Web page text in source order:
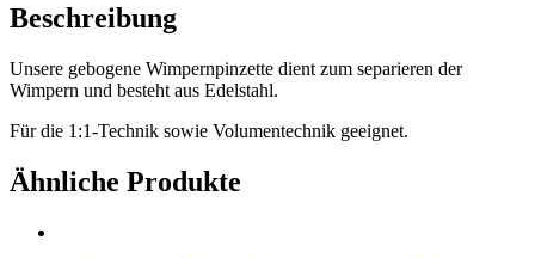
Beschreibung
Unsere gebogene Wimpernpinzette dient zum separieren der
Wimpern und besteht aus Edelstahl.
Für die 1:1-Technik sowie Volumentechnik geeignet.
Ähnliche Produkte